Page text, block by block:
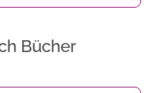
Bücher